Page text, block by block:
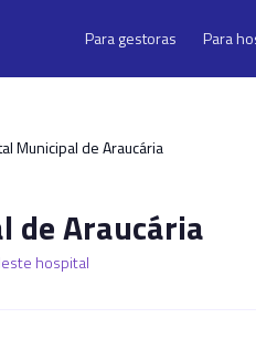
Para gestoras Para
Municipal de Araucária
de Araucária
hospital